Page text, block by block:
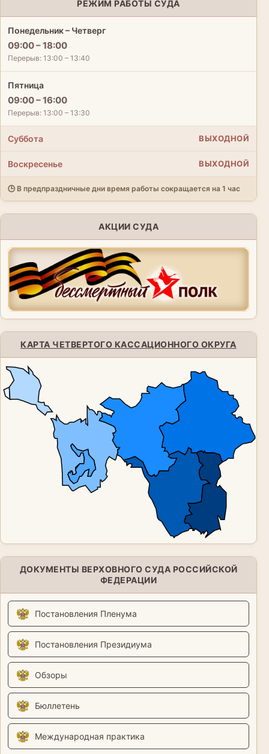
РЕЖИМ РАБОТЫ СУДА
Понедельник – Четверг
09:00 – 18:00
Перерыв: 13:00 – 13:40
Пятница
09:00 – 16:00
Перерыв: 13:00 – 13:30
Суббота ВЫХОДНОЙ
Воскресенье ВЫХОДНОЙ
🕒 В предпраздничные дни время работы сокращается на 1 час
АКЦИИ СУДА
КАРТА ЧЕТВЕРТОГО КАССАЦИОННОГО ОКРУГА
ДОКУМЕНТЫ ВЕРХОВНОГО СУДА РОССИЙСКОЙ
ФЕДЕРАЦИИ
Постановления Пленума
Постановления Президиума
Обзоры
Бюллетень
Международная практика